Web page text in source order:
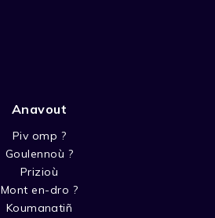
Anavout
Piv omp ?
Goulennoù ?
Prizioù
Mont en-dro ?
Koumanatiñ